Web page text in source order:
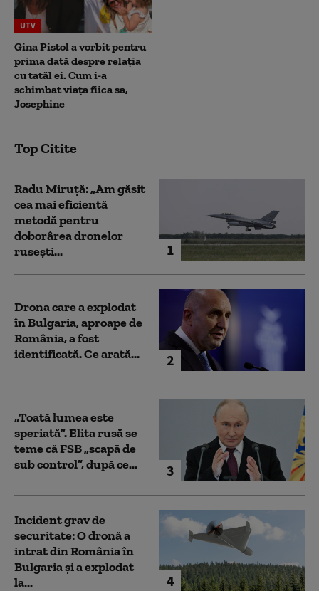
UTV
Gina Pistol a vorbit pentru
prima dată despre relația
cu tatăl ei. Cum i-a
schimbat viața fiica sa,
Josephine
Top Citite
1
Radu Miruță: „Am găsit
cea mai eficientă
metodă pentru
doborârea dronelor
rusești...
2
Drona care a explodat
în Bulgaria, aproape de
România, a fost
identificată. Ce arată...
3
„Toată lumea este
speriată”. Elita rusă se
teme că FSB „scapă de
sub control”, după ce...
4
Incident grav de
securitate: O dronă a
intrat din România în
Bulgaria şi a explodat
la...